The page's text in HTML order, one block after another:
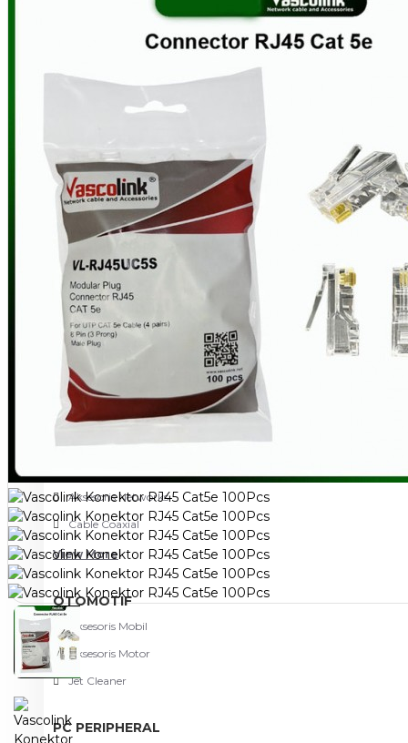
Aksesoris Kamera
Mobile Speaker
KECANTIKAN
Rambut
Tubuh
Wajah
KESEHATAN
Alat Monitor Kesehatan
Kaki
Tubuh
NETWORKING
3G-4G Router
Aksesoris Networks
Cable Coaxial
View More
OTOMOTIF
Aksesoris Mobil
Aksesoris Motor
Jet Cleaner
PC PERIPHERAL